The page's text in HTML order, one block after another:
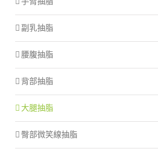
副乳抽脂
腰腹抽脂
背部抽脂
大腿抽脂
臀部微笑線抽脂